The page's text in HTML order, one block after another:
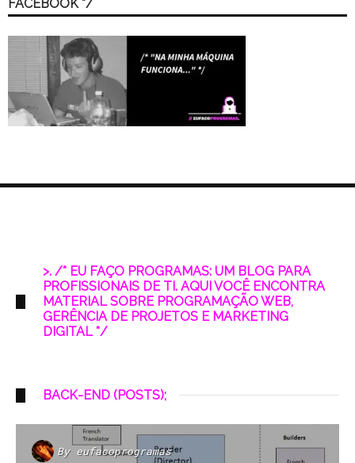
FACEBOOK */
>. /* EU FAÇO PROGRAMAS: UM BLOG PARA
PROFISSIONAIS DE TI. AQUI VOCÊ ENCONTRA
MATERIAL SOBRE PROGRAMAÇÃO WEB,
GERÊNCIA DE PROJETOS E MARKETING
DIGITAL */
BACK-END (POSTS);
By eufacoprogramas